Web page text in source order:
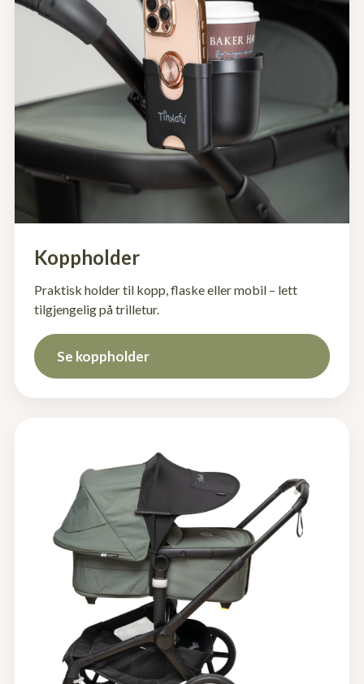
Koppholder
Praktisk holder til kopp, flaske eller mobil – lett
tilgjengelig på trilletur.
Se koppholder